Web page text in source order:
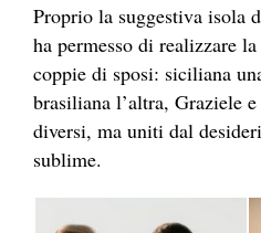
Proprio la suggestiva isola
ha permesso di realizzare
coppie di sposi: siciliana
brasiliana l’altra, Graziele
diversi, ma uniti dal
sublime.